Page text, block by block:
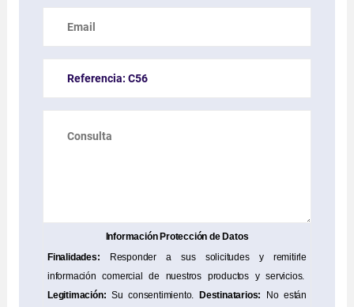
Información Protección de Datos
Finalidades: Responder a sus solicitudes y remitirle
información comercial de nuestros productos y servicios.
Legitimación: Su consentimiento. Destinatarios: No están